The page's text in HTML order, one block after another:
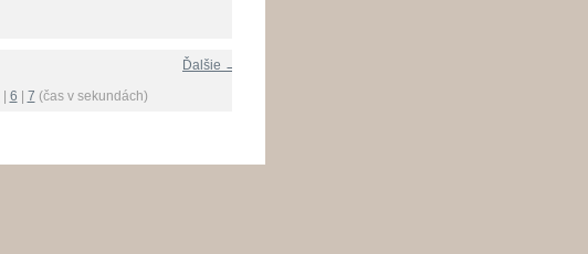
Ďalšie →
6 7 (čas v sekundách)